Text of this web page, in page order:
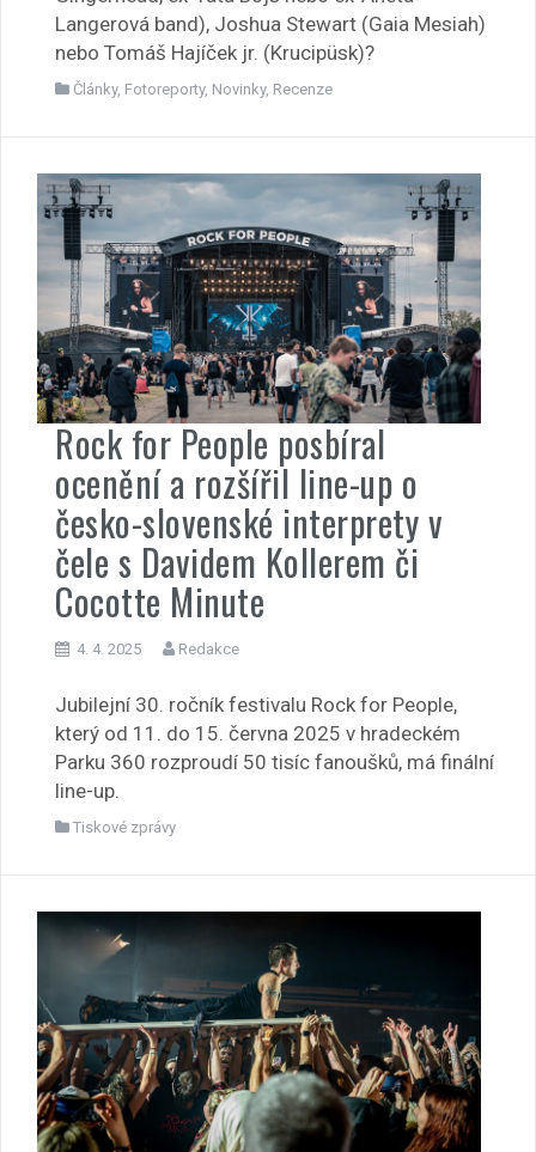
Langerová band), Joshua Stewart (Gaia Mesiah)
nebo Tomáš Hajíček jr. (Krucipüsk)?
Články, Fotoreporty, Novinky, Recenze
Rock for People posbíral
ocenění a rozšířil line-up o
česko-slovenské interprety v
čele s Davidem Kollerem či
Cocotte Minute
4. 4. 2025 Redakce
Jubilejní 30. ročník festivalu Rock for People,
který od 11. do 15. června 2025 v hradeckém
Parku 360 rozproudí 50 tisíc fanoušků, má finální
line-up.
Tiskové zprávy